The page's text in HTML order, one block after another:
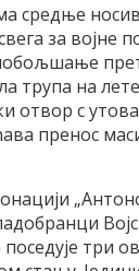
средње
за војне
трупа на
отвор с
пренос
три